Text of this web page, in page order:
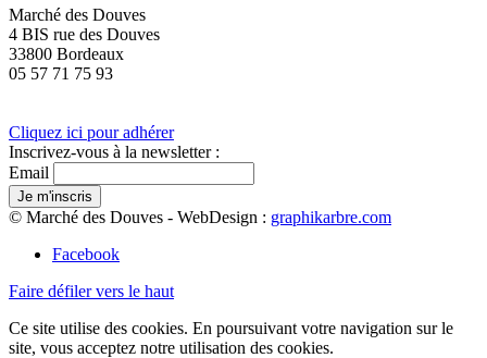
Marché des Douves
4 BIS rue des Douves
33800 Bordeaux
05 57 71 75 93
Cliquez ici pour adhérer
Inscrivez-vous à la newsletter :
Email
© Marché des Douves - WebDesign : graphikarbre.com
Facebook
Faire défiler vers le haut
Ce site utilise des cookies. En poursuivant votre navigation sur le
site, vous acceptez notre utilisation des cookies.